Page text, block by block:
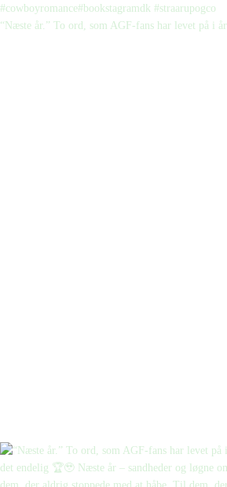
“Næste år.” To ord, som AGF-fans har levet på i år